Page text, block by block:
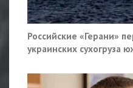
Российские «Герани»
украинских сухогруза